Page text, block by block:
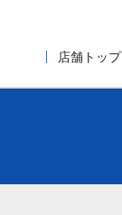
店舗トップ